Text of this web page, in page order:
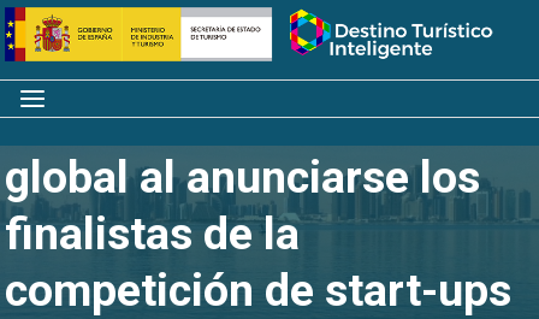
Saltar
al
contenido
Inicio
Menú
Exhibición de talento
global al anunciarse los
finalistas de la
competición de start-ups